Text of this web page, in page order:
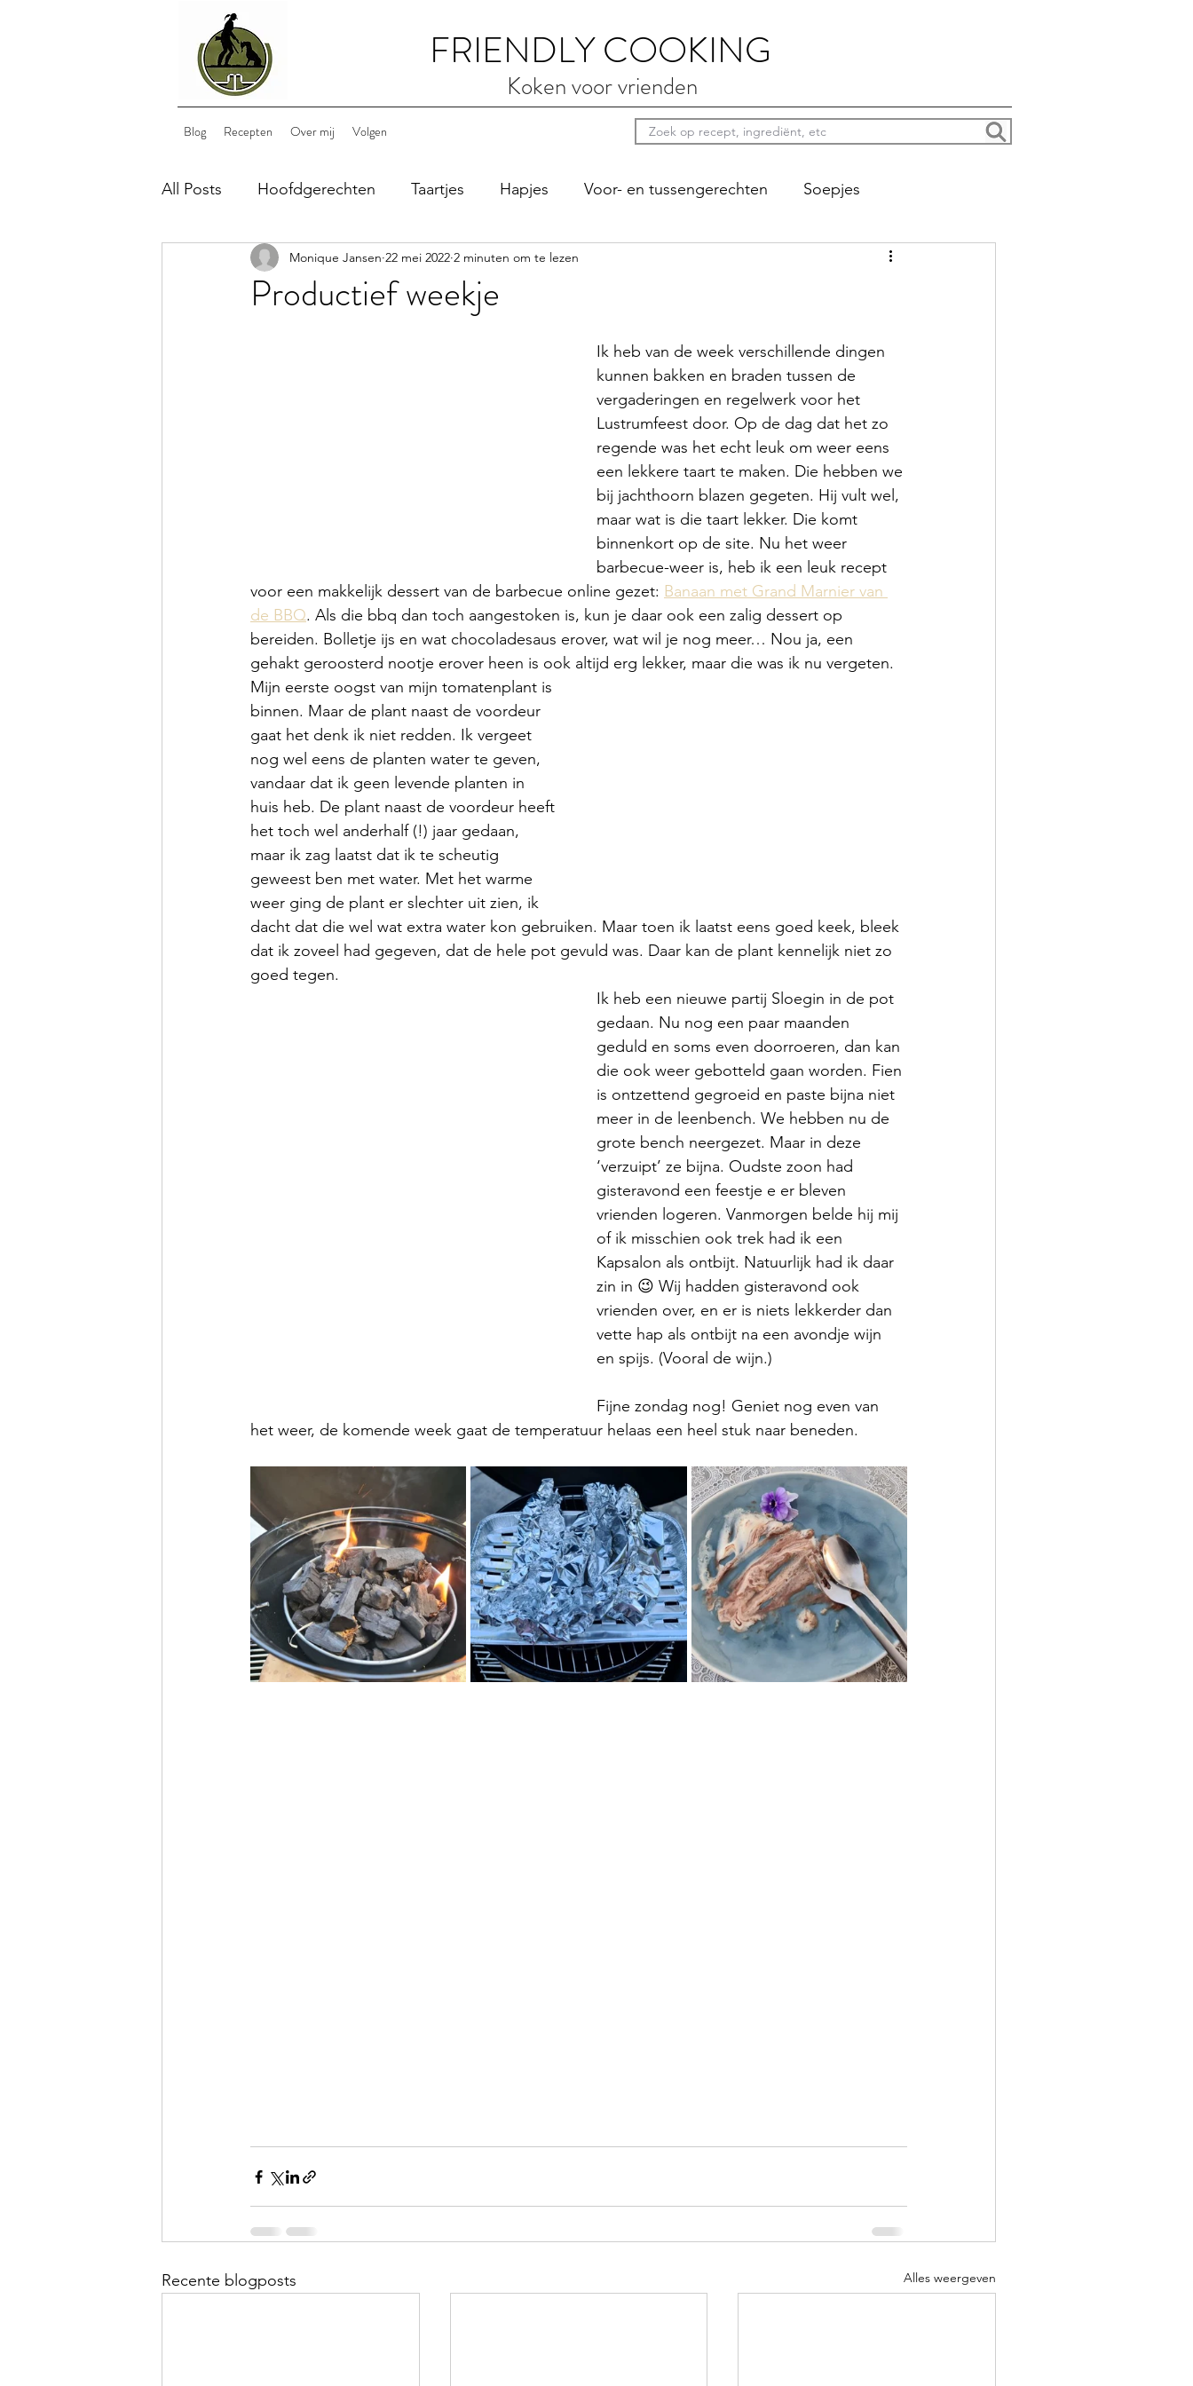
FRIENDLY COOKING
Koken voor vrienden
Blog Recepten Over mij Volgen
All Posts Hoofdgerechten Taartjes Hapjes Voor- en tussengerechten Soepjes
Bijgerechten Nagerechten Luie zondag Sauzen Pina colada’s enzo
Productief weekje
Monique Jansen 22 mei 2022 2 minuten om te lezen
Ik heb van de week verschillende dingen
kunnen bakken en braden tussen de
vergaderingen en regelwerk voor het
Lustrumfeest door. Op de dag dat het zo
regende was het echt leuk om weer eens
een lekkere taart te maken. Die hebben we
bij jachthoorn blazen gegeten. Hij vult wel,
maar wat is die taart lekker. Die komt
binnenkort op de site. Nu het weer
barbecue-weer is, heb ik een leuk recept
voor een makkelijk dessert van de barbecue online gezet: Banaan met Grand Marnier van
de BBQ. Als die bbq dan toch aangestoken is, kun je daar ook een zalig dessert op
bereiden. Bolletje ijs en wat chocoladesaus erover, wat wil je nog meer… Nou ja, een
gehakt geroosterd nootje erover heen is ook altijd erg lekker, maar die was ik nu vergeten.
Mijn eerste oogst van mijn tomatenplant is
binnen. Maar de plant naast de voordeur
gaat het denk ik niet redden. Ik vergeet
nog wel eens de planten water te geven,
vandaar dat ik geen levende planten in
huis heb. De plant naast de voordeur heeft
het toch wel anderhalf (!) jaar gedaan,
maar ik zag laatst dat ik te scheutig
geweest ben met water. Met het warme
weer ging de plant er slechter uit zien, ik
dacht dat die wel wat extra water kon gebruiken. Maar toen ik laatst eens goed keek, bleek
dat ik zoveel had gegeven, dat de hele pot gevuld was. Daar kan de plant kennelijk niet zo
goed tegen.
Ik heb een nieuwe partij Sloegin in de pot
gedaan. Nu nog een paar maanden
geduld en soms even doorroeren, dan kan
die ook weer gebotteld gaan worden. Fien
is ontzettend gegroeid en paste bijna niet
meer in de leenbench. We hebben nu de
grote bench neergezet. Maar in deze
‘verzuipt’ ze bijna. Oudste zoon had
gisteravond een feestje e er bleven
vrienden logeren. Vanmorgen belde hij mij
of ik misschien ook trek had ik een
Kapsalon als ontbijt. Natuurlijk had ik daar
zin in 😉 Wij hadden gisteravond ook
vrienden over, en er is niets lekkerder dan
vette hap als ontbijt na een avondje wijn
en spijs. (Vooral de wijn.)
Fijne zondag nog! Geniet nog even van
het weer, de komende week gaat de temperatuur helaas een heel stuk naar beneden.
Recente blogposts Alles weergeven